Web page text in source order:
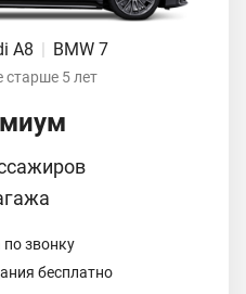
A8 | BMW 7
5 лет
по звонку
бесплатно